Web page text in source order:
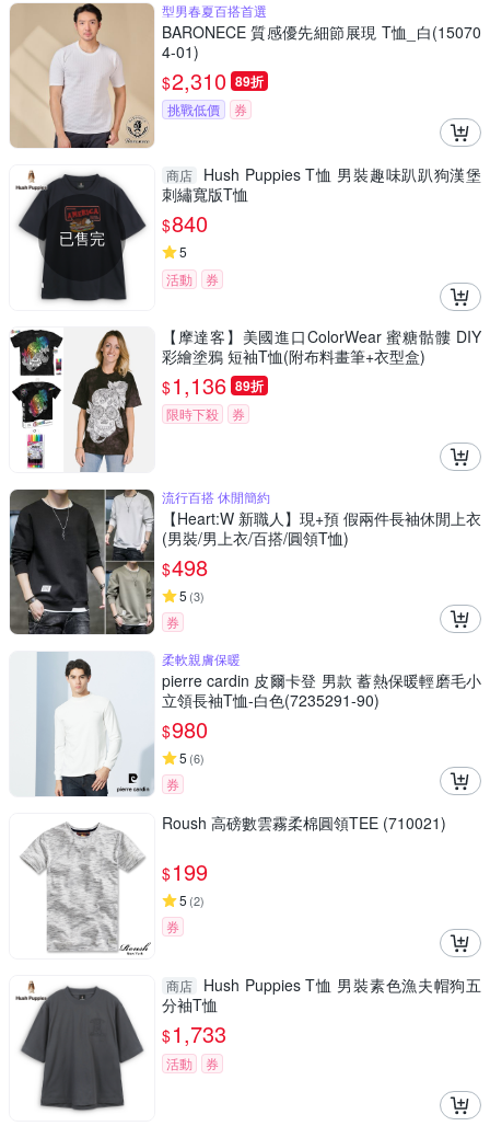
型男春夏百搭首選
BARONECE 質感優先細節展現 T恤_白(15070
4-01)
$2,310 89折
挑戰低價 券
已售完
商店
Hush Puppies T恤 男裝趣味趴趴狗漢堡
刺繡寬版T恤
$840
5
活動
券
【摩達客】美國進口ColorWear 蜜糖骷髏 DIY
彩繪塗鴉 短袖T恤(附布料畫筆+衣型盒)
$1,136 89折
限時下殺 券
流行百搭 休閒簡約
【Heart:W 新職人】現+預 假兩件長袖休閒上衣
(男裝/男上衣/百搭/圓領T恤)
$498
5 (3)
券
柔軟親膚保暖
pierre cardin 皮爾卡登 男款 蓄熱保暖輕磨毛小
立領長袖T恤-白色(7235291-90)
$980
5 (6)
券
Roush 高磅數雲霧柔棉圓領TEE (710021)
$199
5 (2)
券
商店
Hush Puppies T恤 男裝素色漁夫帽狗五
分袖T恤
$1,733
活動 券